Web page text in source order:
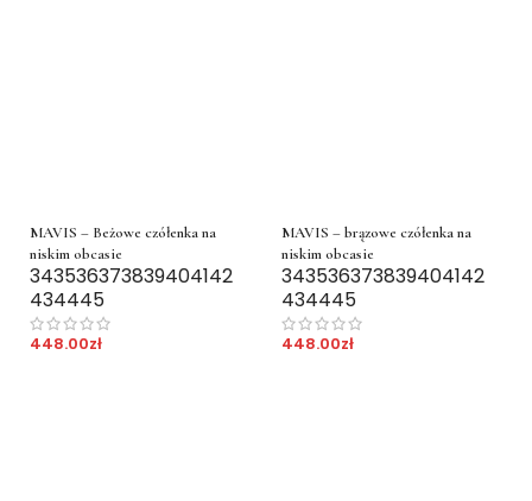
MAVIS – Beżowe czółenka na
niskim obcasie
343536373839404142
434445
448.00zł
MAVIS – brązowe czółenka na
niskim obcasie
343536373839404142
434445
448.00zł